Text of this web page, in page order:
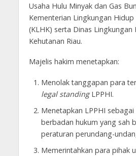
Usaha Hulu Minyak dan Gas
Kementerian Lingkungan
(KLHK) serta Dinas Lingkungan
Kehutanan Riau.
Majelis hakim menetapkan:
Menolak tanggapan para
legal standingLPPHI.
Menetapkan LPPHI
berbadan hukum yang sah
peraturan perundang-
Memerintahkan para pihak